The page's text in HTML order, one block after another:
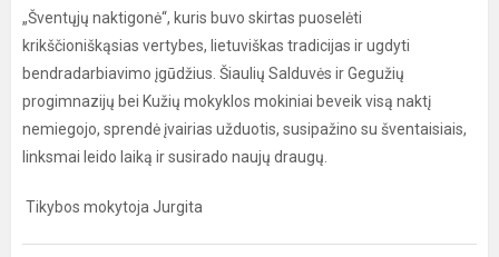
„Šventųjų naktigonė“, kuris buvo skirtas puoselėti
krikščioniškąsias vertybes, lietuviškas tradicijas ir ugdyti
bendradarbiavimo įgūdžius. Šiaulių Salduvės ir Gegužių
progimnazijų bei Kužių mokyklos mokiniai beveik visą naktį
nemiegojo, sprendė įvairias užduotis, susipažino su šventaisiais,
linksmai leido laiką ir susirado naujų draugų.
Tikybos mokytoja Jurgita